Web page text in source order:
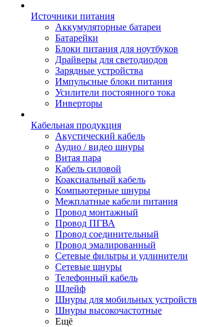
Источники питания
Аккумуляторные батареи
Батарейки
Блоки питания для ноутбуков
Драйверы для светодиодов
Зарядные устройства
Импульсные блоки питания
Усилители постоянного тока
Инверторы
Кабельная продукция
Акустический кабель
Аудио / видео шнуры
Витая пара
Кабель силовой
Коаксиальный кабель
Компьютерные шнуры
Межплатные кабели питания
Провод монтажный
Провод ПГВА
Провод соединительный
Провод эмалированный
Сетевые фильтры и удлинители
Сетевые шнуры
Телефонный кабель
Шлейф
Шнуры для мобильных устройств
Шнуры высокочастотные
Ещё